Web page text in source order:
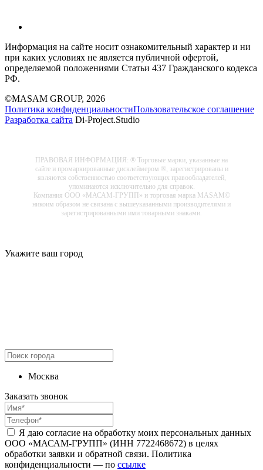
Информация на сайте носит ознакомительный характер и ни
при каких условиях не является публичной офертой,
определяемой положениями Статьи 437 Гражданского кодекса
РФ.
©MASAM GROUP, 2026
Политика конфиденциальностиПользовательское соглашение
Разработка сайта Di-Project.Studio
ПРАВОВАЯ ИНФОРМАЦИЯ: ® Торговые марки, указанные на
сайте и промаркированные дисклеймером ®, зарегистрированы и
являются собственностью соответствующих правообладателей,
упоминаются исключительно для справок.
Компания ООО «МАСАМ-ГРУПП» и торговая марка MASAM©
никоим образом не связана с вышеуказанными производителями и
зарегистрированными ими товарными знаками.
Укажите ваш город
Москва
Заказать звонок
Я даю согласие на обработку моих персональных данных
ООО «МАСАМ-ГРУПП» (ИНН 7722468672) в целях
обработки заявки и обратной связи. Политика
конфиденциальности — по ссылке